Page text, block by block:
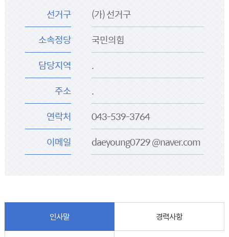
선거구
(가) 선거구
소속정당
국민의힘
담당지역
.
주소
.
연락처
043-539-3764
이메일
daeyoung0729 @naver.com
인사말 경력사항